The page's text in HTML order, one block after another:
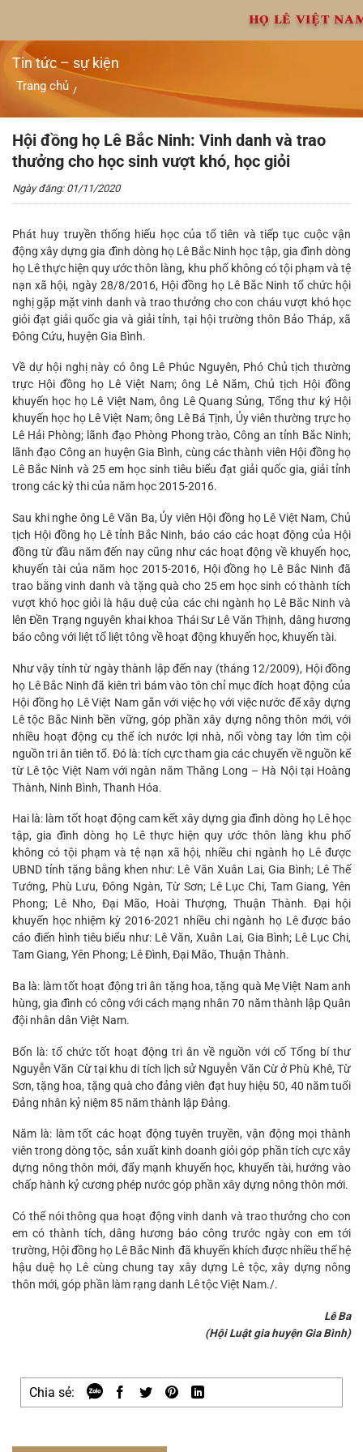
nội
dung
HỌ LÊ VIỆT
Tin tức – sự kiện
Trang chủ /
Hội đồng họ Lê Bắc Ninh: Vinh danh và trao thưởng cho học
sinh vượt khó, học giỏi
Hội đồng họ Lê Bắc Ninh: Vinh danh và trao
thưởng cho học sinh vượt khó, học giỏi
Ngày đăng: 01/11/2020
Phát huy truyền thống hiếu học của tổ tiên và tiếp tục cuộc vận
động xây dựng gia đình dòng họ Lê Bắc Ninh học tập, gia đình dòng
họ Lê thực hiện quy ước thôn làng, khu phố không có tội phạm và tệ
nạn xã hội, ngày 28/8/2016, Hội đồng họ Lê Bắc Ninh tổ chức hội
nghị gặp mặt vinh danh và trao thưởng cho con cháu vượt khó học
giỏi đạt giải quốc gia và giải tỉnh, tại hội trường thôn Bảo Tháp, xã
Đông Cứu, huyện Gia Bình.
Về dự hội nghị này có ông Lê Phúc Nguyên, Phó Chủ tịch thường
trực Hội đồng họ Lê Việt Nam; ông Lê Năm, Chủ tịch Hội đồng
khuyến học họ Lê Việt Nam, ông Lê Quang Sủng, Tổng thư ký Hội
khuyến học họ Lê Việt Nam; ông Lê Bá Tịnh, Ủy viên thường trực họ
Lê Hải Phòng; lãnh đạo Phòng Phong trào, Công an tỉnh Bắc Ninh;
lãnh đạo Công an huyện Gia Bình, cùng các thành viên Hội đồng họ
Lê Bắc Ninh và 25 em học sinh tiêu biểu đạt giải quốc gia, giải tỉnh
trong các kỳ thi của năm học 2015-2016.
Sau khi nghe ông Lê Văn Ba, Ủy viên Hội đồng họ Lê Việt Nam, Chủ
tịch Hội đồng họ Lê tỉnh Bắc Ninh, báo cáo các hoạt động của Hội
đồng từ đầu năm đến nay cũng như các hoạt động về khuyến học,
khuyến tài của năm học 2015-2016, Hội đồng họ Lê Bắc Ninh đã
trao bằng vinh danh và tặng quà cho 25 em học sinh có thành tích
vượt khó học giỏi là hậu duệ của các chi ngành họ Lê Bắc Ninh và
lên Đền Trạng nguyên khai khoa Thái Sư Lê Văn Thịnh, dâng hương
báo công với liệt tổ liệt tông về hoạt động khuyến học, khuyến tài.
Như vậy tính từ ngày thành lập đến nay (tháng 12/2009), Hội đồng
họ Lê Bắc Ninh đã kiên trì bám vào tôn chỉ mục đích hoạt động của
Hội đồng họ Lê Việt Nam gắn với việc họ với việc nước để xây dựng
Lê tộc Bắc Ninh bền vững, góp phần xây dựng nông thôn mới, với
nhiều hoạt động cụ thể ích nước lợi nhà, nối vòng tay lớn tìm cội
nguồn tri ân tiên tổ. Đó là: tích cực tham gia các chuyến về nguồn kể
từ Lê tộc Việt Nam với ngàn năm Thăng Long – Hà Nội tại Hoàng
Thành, Ninh Bình, Thanh Hóa.
Hai là: làm tốt hoạt động cam kết xây dựng gia đình dòng họ Lê học
tập, gia đình dòng họ Lê thực hiện quy ước thôn làng khu phố
không có tội phạm và tệ nạn xã hội, nhiều chi ngành họ Lê được
UBND tỉnh tặng bằng khen như: Lê Văn Xuân Lai, Gia Bình; Lê Thế
Tướng, Phù Lưu, Đông Ngàn, Từ Sơn; Lê Lục Chi, Tam Giang, Yên
Phong; Lê Nho, Đại Mão, Hoài Thượng, Thuận Thành. Đại hội
khuyến học nhiệm kỳ 2016-2021 nhiều chi ngành họ Lê được báo
cáo điển hình tiêu biểu như: Lê Văn, Xuân Lai, Gia Bình; Lê Lục Chi,
Tam Giang, Yên Phong; Lê Đình, Đại Mão, Thuận Thành.
Ba là: làm tốt hoạt động tri ân tặng hoa, tặng quà Mẹ Việt Nam anh
hùng, gia đình có công với cách mạng nhân 70 năm thành lập Quân
đội nhân dân Việt Nam.
Bốn là: tổ chức tốt hoạt động tri ân về nguồn với cố Tổng bí thư
Nguyễn Văn Cừ tại khu di tích lịch sử Nguyễn Văn Cừ ở Phù Khê, Từ
Sơn, tặng hoa, tặng quà cho đảng viên đạt huy hiệu 50, 40 năm tuổi
Đảng nhân kỷ niệm 85 năm thành lập Đảng.
Năm là: làm tốt các hoạt động tuyên truyền, vận động mọi thành
viên trong dòng tộc, sản xuất kinh doanh giỏi góp phần tích cực xây
dựng nông thôn mới, đẩy mạnh khuyến học, khuyến tài, hướng vào
chấp hành kỷ cương phép nước góp phần xây dựng nông thôn mới.
Có thể nói thông qua hoạt động vinh danh và trao thưởng cho con
em có thành tích, dâng hương báo công trước ngày con em tới
trường, Hội đồng họ Lê Bắc Ninh đã khuyến khích được nhiều thế hệ
hậu duệ họ Lê cùng chung tay xây dựng Lê tộc, xây dựng nông
thôn mới, góp phần làm rạng danh Lê tộc Việt Nam./.
Lê Ba
(Hội Luật gia huyện Gia Bình)
Chia sẻ: